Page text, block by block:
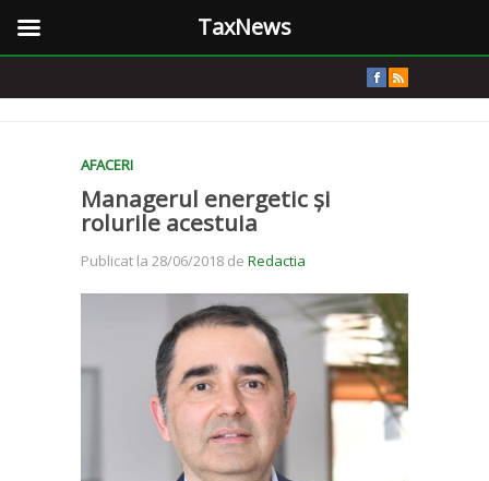
AFACERI
Managerul energetic și
rolurile acestuia
Publicat la 28/06/2018 de Redactia
TaxNews